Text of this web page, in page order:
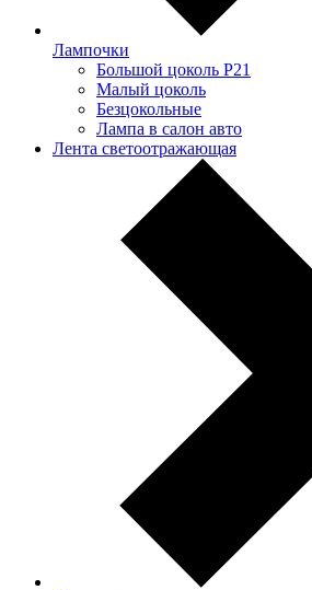
Лампочки
Большой цоколь P21
Малый цоколь
Безцокольные
Лампа в салон авто
Лента светоотражающая